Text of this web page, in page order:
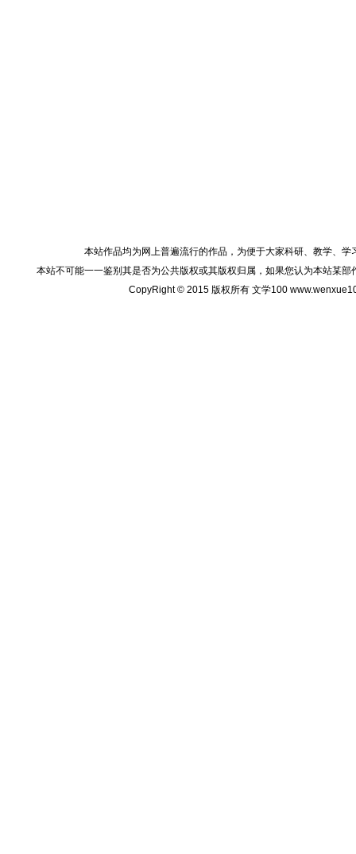
本站作品均为网上普遍流行的作品，为便于大家科研、教学、
本站不可能一一鉴别其是否为公共版权或其版权归属，如果您认为本站某
CopyRight © 2015 版权所有 文学100